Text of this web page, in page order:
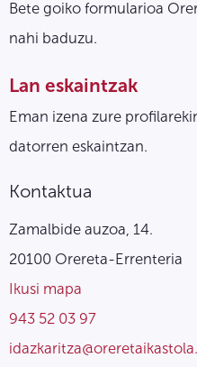
Bete goiko formularioa
nahi baduzu.
Lan eskaintzak
Eman izena zure
datorren eskaintzan.
Kontaktua
Zamalbide auzoa, 14.
20100 Orereta-Errenteria
Ikusi mapa
943 52 03 97